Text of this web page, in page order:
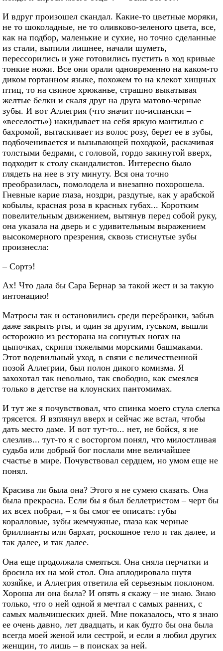
И вдруг произошел скандал. Какие-то цветные моряки,
не то шоколадные, не то оливково-зеленого цвета, все,
как на подбор, маленькие и сухие, но точно сделанные
из стали, выпили лишнее, начали шуметь,
перессорились и уже готовились пустить в ход кривые
тонкие ножи. Все они орали одновременно на каком-то
диком гортанном языке, похожем то на клекот хищных
птиц, то на свиное хрюканье, страшно выкатывая
желтые белки и скаля друг на друга матово-черные
зубы. И вот Аллегрия (что значит по-испански –
«веселость») накидывает на себя яркую мантилью с
бахромой, вытаскивает из волос розу, берет ее в зубы,
подбоченивается и вызывающей походкой, раскачивая
толстыми бедрами, с головой, гордо закинутой вверх,
подходит к столу скандалистов. Интересно было
глядеть на нее в эту минуту. Вся она точно
преобразилась, помолодела и внезапно похорошела.
Гневные карие глаза, ноздри, раздутые, как у арабской
кобылы, красная роза в красных губах... Коротким
повелительным движением, вытянув перед собой руку,
она указала на дверь и с удивительным выражением
высокомерного презрения, сквозь стиснутые зубы
произнесла:
– Сортэ!
Ах! Что дала бы Сара Бернар за такой жест и за такую
интонацию!
Матросы так и остановились среди перебранки, забыв
даже закрыть рты, и один за другим, гуськом, вышли
осторожно из ресторана на согнутых ногах на
цыпочках, скрипя тяжелыми морскими башмаками.
Этот водевильный уход, в связи с величественной
позой Аллегрии, был полон дикого комизма. Я
захохотал так невольно, так свободно, как смеялся
только в детстве на клоунских пантомимах.
И тут же я почувствовал, что спинка моего стула слегка
трясется. Я взглянул вверх и сейчас же встал, чтобы
дать место даме. И вот тут-то... нет, не бойся, я не
слезлив... тут-то я с восторгом понял, что милостливая
судьба или добрый бог послали мне величайшее
счастье в мире. Почувствовал сердцем, но умом еще не
понял.
Красива ли была она? Этого я не сумею сказать. Она
была прекрасна. Если бы я был беллетристом – черт бы
их всех побрал, – я бы смог ее описать: губы
коралловые, зубы жемчужные, глаза как черные
бриллианты или бархат, роскошное тело и так далее, и
так далее, и так далее.
Она еще продолжала смеяться. Она сняла перчатки и
бросила их на мой стол. Она аплодировала шутя
хозяйке, и Аллегрия ответила ей серьезным поклоном.
Хороша ли она была? И опять я скажу – не знаю. Знаю
только, что о ней одной я мечтал с самых ранних, с
самых мальчишеских дней. Мне показалось, что я знаю
ее очень давно, лет двадцать, и как будто бы она была
всегда моей женой или сестрой, и если я любил других
женщин, то лишь – в поисках за ней.